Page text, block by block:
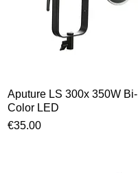
Snel overzicht
Aputure LS 300x 350W Bi-
Color LED
Prijs
€35.00